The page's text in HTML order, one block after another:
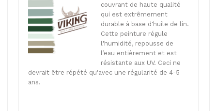
couvrant de haute qualité
qui est extrêmement
durable à base d'huile de lin.
Cette peinture régule
l'humidité, repousse de
l’eau entièrement et est
résistante aux UV. Ceci ne
devrait être répété qu'avec une régularité de 4-5
ans.